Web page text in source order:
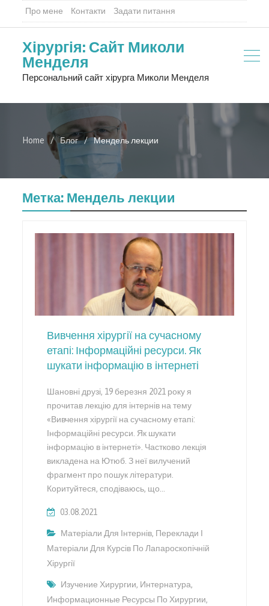
Про мене Контакти Задати питання
Хірургія: Сайт Миколи
Менделя
Персональний сайт хірурга Миколи Менделя
Home Блог Мендель лекции
Метка: Мендель лекции
Вивчення хірургії на сучасному
етапі: Інформаційні ресурси. Як
шукати інформацію в інтернеті
Шановні друзі, 19 березня 2021 року я
прочитав лекцію для інтернів на тему
«Вивчення хірургії на сучасному етапі:
Інформаційні ресурси. Як шукати
інформацію в інтернеті». Частково лекція
викладена на Ютюб. З неї вилучений
фрагмент про пошук літератури.
Коритуйтеся, сподіваюсь, що…
03.08.2021
Матеріали Для Інтернів, Переклади І
Матеріали Для Курсів По Лапароскопічній
Хірургії
Изучение Хирургии, Интернатура,
Информационные Ресурсы По Хирургии,